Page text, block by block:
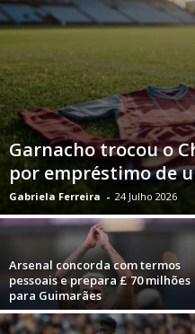
Garnacho trocou o
por empréstimo de
Gabriela Ferreira - 24 Julho 2026
Arsenal concorda com termos
pessoais e prepara £ 70 milhões
para Guimarães